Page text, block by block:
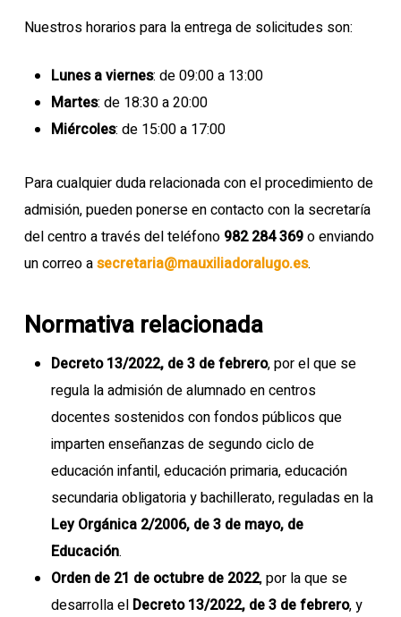
Nuestros horarios para la entrega de solicitudes son:
Lunes a viernes: de 09:00 a 13:00
Martes: de 18:30 a 20:00
Miércoles: de 15:00 a 17:00
Para cualquier duda relacionada con el procedimiento de
admisión, pueden ponerse en contacto con la secretaría
del centro a través del teléfono 982 284 369o enviando
un correo asecretaria@mauxiliadoralugo.es.
Normativa relacionada
Decreto 13/2022, de 3 de febrero, por el que se
regula la admisión de alumnado en centros
docentes sostenidos con fondos públicos que
imparten enseñanzas de segundo ciclo de
educación infantil, educación primaria, educación
secundaria obligatoria y bachillerato, reguladas en la
Ley Orgánica 2/2006, de 3 de mayo, de
Educación.
Orden de 21 de octubre de 2022, por la que se
desarrolla el Decreto 13/2022, de 3 de febrero, y